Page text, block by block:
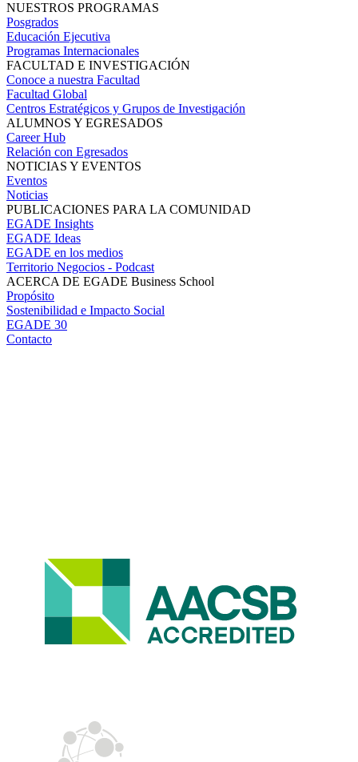
NUESTROS PROGRAMAS
Posgrados
Educación Ejecutiva
Programas Internacionales
FACULTAD E INVESTIGACIÓN
Conoce a nuestra Facultad
Facultad Global
Centros Estratégicos y Grupos de Investigación
ALUMNOS Y EGRESADOS
Career Hub
Relación con Egresados
NOTICIAS Y EVENTOS
Eventos
Noticias
PUBLICACIONES PARA LA COMUNIDAD
EGADE Insights
EGADE Ideas
EGADE en los medios
Territorio Negocios - Podcast
ACERCA DE EGADE Business School
Propósito
Sostenibilidad e Impacto Social
EGADE 30
Contacto